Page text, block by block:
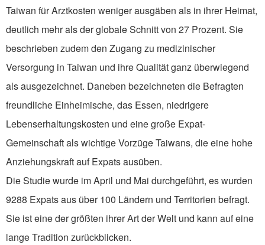
Taiwan für Arztkosten weniger ausgäben als in ihrer Heimat,
deutlich mehr als der globale Schnitt von 27 Prozent. Sie
beschrieben zudem den Zugang zu medizinischer
Versorgung in Taiwan und ihre Qualität ganz überwiegend
als ausgezeichnet. Daneben bezeichneten die Befragten
freundliche Einheimische, das Essen, niedrigere
Lebenserhaltungskosten und eine große Expat-
Gemeinschaft als wichtige Vorzüge Taiwans, die eine hohe
Anziehungskraft auf Expats ausüben.
Die Studie wurde im April und Mai durchgeführt, es wurden
9288 Expats aus über 100 Ländern und Territorien befragt.
Sie ist eine der größten ihrer Art der Welt und kann auf eine
lange Tradition zurückblicken.